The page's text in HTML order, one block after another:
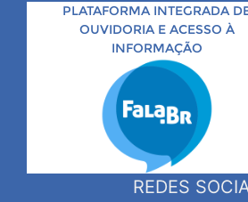
PLATAFORMA INTEGRADA
OUVIDORIA E ACESSO À
INFORMAÇÃO
REDES